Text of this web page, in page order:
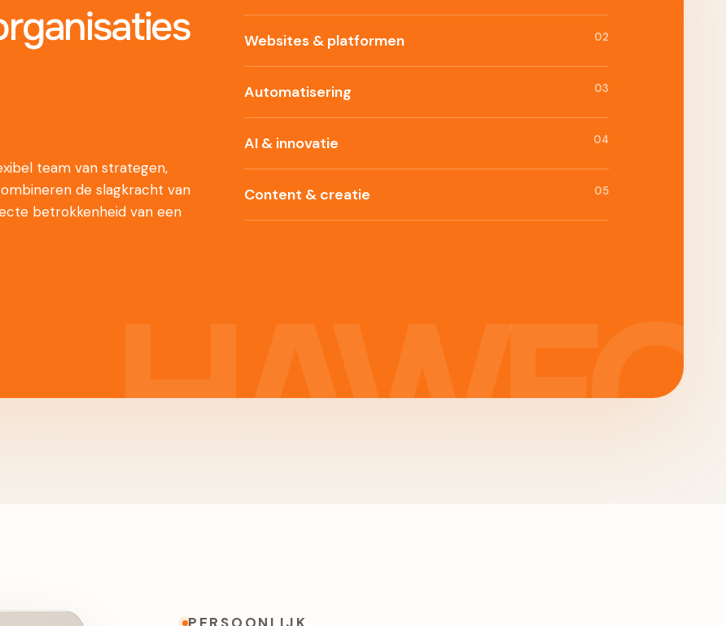
team van strategen,
de slagkracht van
betrokkenheid van een
Websites & platformen 02
Automatisering 03
AI & innovatie 04
Content & creatie 05